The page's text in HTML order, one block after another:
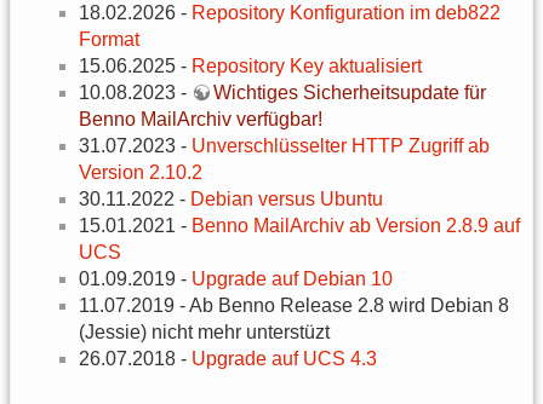
18.02.2026 - Repository Konfiguration im deb822
Format
15.06.2025 - Repository Key aktualisiert
10.08.2023 -
Wichtiges Sicherheitsupdate für
Benno MailArchiv verfügbar!
31.07.2023 - Unverschlüsselter HTTP Zugriff ab
Version 2.10.2
30.11.2022 - Debian versus Ubuntu
15.01.2021 - Benno MailArchiv ab Version 2.8.9 auf
UCS
01.09.2019 - Upgrade auf Debian 10
11.07.2019 - Ab Benno Release 2.8 wird Debian 8
(Jessie) nicht mehr unterstüzt
26.07.2018 - Upgrade auf UCS 4.3